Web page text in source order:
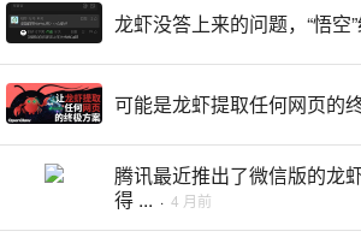
龙虾没答上来的问题，“悟空
可能是龙虾提取任何网页的
腾讯最近推出了微信版的龙
得 ... · 4 月前